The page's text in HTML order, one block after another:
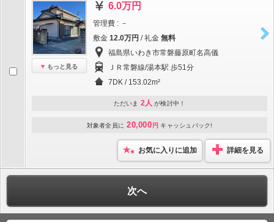
もっと見る
6.0万円
管理費 : －
敷金 12.0万円 / 礼金 無料
福島県いわき市常磐藤原町名高儀
ＪＲ常磐線/湯本駅 歩51分
7DK / 153.02m²
ただいま 2人 が検討中！
対象者全員に 20,000 円 キャッシュバック!
お気に入りに追加 詳細を見る
次へ